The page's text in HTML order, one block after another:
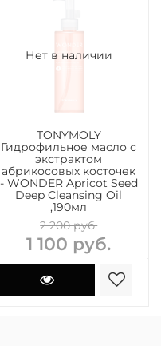
Нет в наличии
TONYMOLY
Гидрофильное масло с
экстрактом
абрикосовых косточек
- WONDER Apricot Seed
Deep Cleansing Oil
,190мл
2 200 руб.
1 100 руб.